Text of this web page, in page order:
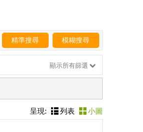
精準搜尋 模糊搜尋
顯示所有篩選
呈現: 列表 小圖